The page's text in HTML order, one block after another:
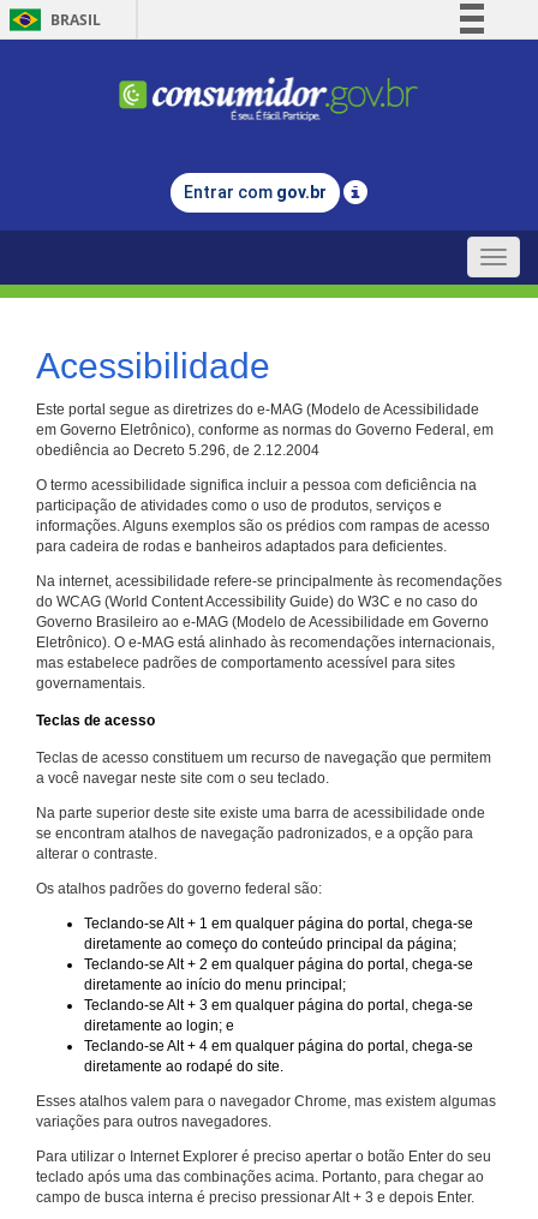
BRASIL
Comunica BR
Legislação
Entrar com gov.br
Toggle
Acessibilidade
Este portal segue as diretrizes do e-MAG (Modelo de Acessibilidade
em Governo Eletrônico), conforme as normas do Governo Federal, em
obediência ao Decreto 5.296, de 2.12.2004
O termo acessibilidade significa incluir a pessoa com deficiência na
participação de atividades como o uso de produtos, serviços e
informações. Alguns exemplos são os prédios com rampas de acesso
para cadeira de rodas e banheiros adaptados para deficientes.
Na internet, acessibilidade refere-se principalmente às recomendações
do WCAG (World Content Accessibility Guide) do W3C e no caso do
Governo Brasileiro ao e-MAG (Modelo de Acessibilidade em Governo
Eletrônico). O e-MAG está alinhado às recomendações internacionais,
mas estabelece padrões de comportamento acessível para sites
governamentais.
Teclas de acesso
Teclas de acesso constituem um recurso de navegação que permitem
a você navegar neste site com o seu teclado.
Na parte superior deste site existe uma barra de acessibilidade onde
se encontram atalhos de navegação padronizados, e a opção para
alterar o contraste.
Os atalhos padrões do governo federal são:
Teclando-se Alt + 1 em qualquer página do portal, chega-se
diretamente ao começo do conteúdo principal da página;
Teclando-se Alt + 2 em qualquer página do portal, chega-se
diretamente ao início do menu principal;
Teclando-se Alt + 3 em qualquer página do portal, chega-se
diretamente ao login; e
Teclando-se Alt + 4 em qualquer página do portal, chega-se
diretamente ao rodapé do site.
Esses atalhos valem para o navegador Chrome, mas existem algumas
variações para outros navegadores.
Para utilizar o Internet Explorer é preciso apertar o botão Enter do seu
teclado após uma das combinações acima. Portanto, para chegar ao
campo de busca interna é preciso pressionar Alt + 3 e depois Enter.